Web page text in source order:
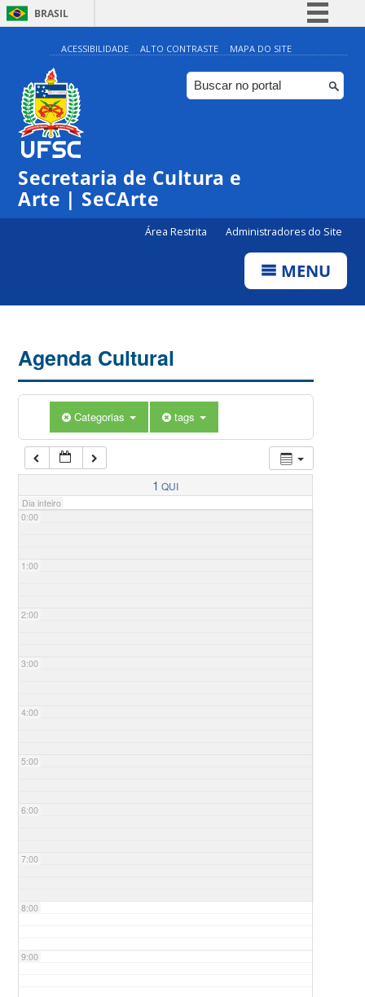
BRASIL
Simplifique!
Comunica BR
Participe
ACESSIBILIDADE ALTO CONTRASTE MAPA DO SITE
Secretaria de Cultura e
Arte | SeCArte
Área Restrita Administradores do Site
MENU
Agenda Cultural
Categorias tags
1 QUI
Dia inteiro
0:00
1:00
2:00
3:00
4:00
5:00
6:00
7:00
8:00
9:00